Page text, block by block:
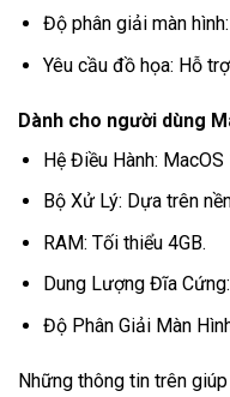
Độ phân giải màn
Yêu cầu đồ họa: Hỗ
Dành cho người dùng
Hệ Điều Hành:
Bộ Xử Lý: Dựa trên
RAM: Tối thiểu 4GB.
Dung Lượng Đĩa
Độ Phân Giải Màn
Những thông tin trên